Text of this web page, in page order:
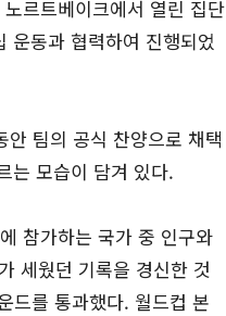
르트베이크에서 열린 집단
동과 협력하여 진행되었
팀의 공식 찬양으로 채택
모습이 담겨 있다.
참가하는 국가 중 인구와
세웠던 기록을 경신한 것
드를 통과했다. 월드컵 본